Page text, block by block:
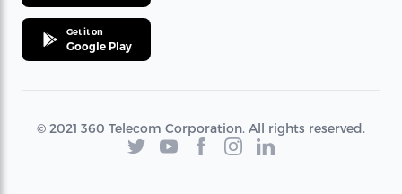
Get it on
Google Play
© 2021 360 Telecom Corporation. All rights reserved.